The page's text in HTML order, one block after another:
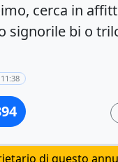
cerca in
signorile bi o
di questo